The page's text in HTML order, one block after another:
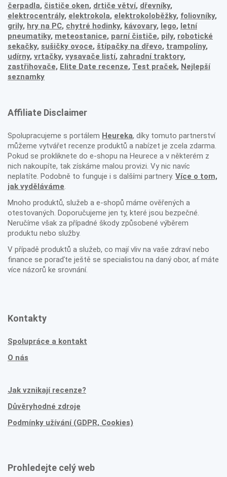
čerpadla, čističe oken, drtiče větví, dřevníky,
elektrocentrály, elektrokola, elektrokoloběžky, foliovníky,
grily, hry na PC, chytré hodinky, kávovary, lego, letní
pneumatiky, meteostanice, parní čističe, pily, robotické
sekačky, sušičky ovoce, štípačky na dřevo, trampolíny,
udírny, vrtačky, vysavače listí, zahradní traktory,
zastřihovače, Elite Date recenze, Test praček, Nejlepší
seznamky
Affiliate Disclaimer
Spolupracujeme s portálem Heureka, díky tomuto partnerství
můžeme vytvářet recenze produktů a nabízet je zcela zdarma.
Pokud se prokliknete do e-shopu na Heurece a v některém z
nich nakoupíte, tak získáme malou provizi. Vy nic navíc
neplatíte. Podobně to funguje i s dalšími partnery. Více o tom,
jak vyděláváme
Mnoho produktů, služeb a e-shopů máme ověřených a
otestovaných. Doporučujeme jen ty, které jsou bezpečné.
Neručíme však za případné škody způsobené výběrem
produktu nebo služby.
V případě produktů a služeb, co mají vliv na vaše zdraví nebo
finance se poraďte ještě se specialistou na daný obor, ať máte
více názorů ke srovnání.
Kontakty
Spolupráce a kontakt
O nás
Jak vznikají recenze?
Důvěryhodné zdroje
Podmínky užívání (GDPR, Cookies)
Prohledejte celý web